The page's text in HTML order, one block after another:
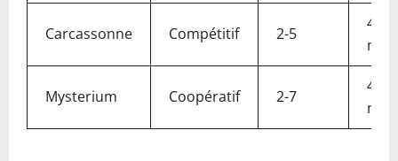
Carcassonne Compétitif 2-5
45
min
Mysterium Coopératif 2-7
45
min